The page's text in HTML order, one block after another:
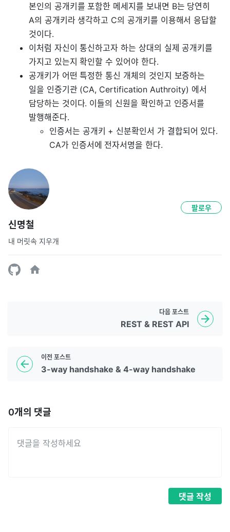
본인의 공개키를 포함한 메세지를 보내면 B는 당연히
A의 공개키라 생각하고 C의 공개키를 이용해서 응답할
것이다.
이처럼 자신이 통신하고자 하는 상대의 실제 공개키를
가지고 있는지 확인할 수 있어야 한다.
공개키가 어떤 특정한 통신 개체의 것인지 보증하는
일을 인증기관 (CA, Certification Authroity) 에서
담당하는 것이다. 이들의 신원을 확인하고 인증서를
발행해준다.
인증서는 공개키 + 신분확인서 가 결합되어 있다.
CA가 인증서에 전자서명을 한다.
신명철
내 머릿속 지우개
팔로우
이전 포스트
3-way handshake & 4-way handshake
다음 포스트
REST & REST API
0개의 댓글
댓글 작성